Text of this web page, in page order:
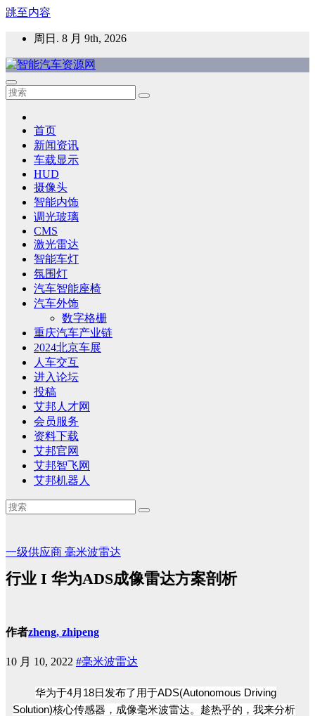
跳至内容
周日. 8 月 9th, 2026
智能汽车资源网
智能表面，智能内饰，新能源汽车，HMI，人车交互，智能车
首页
新闻资讯
车载显示
HUD
摄像头
智能内饰
调光玻璃
CMS
激光雷达
智能车灯
氛围灯
汽车智能座椅
汽车外饰
数字格栅
重庆汽车产业链
2024北京车展
人车交互
进入论坛
投稿
艾邦人才网
会员服务
资料下载
艾邦官网
艾邦智飞网
艾邦机器人
一级供应商 毫米波雷达
行业 I 华为ADS成像雷达方案剖析
作者zheng, zhipeng
10 月 10, 2022 #毫米波雷达
华为于4月18日发布了 用于ADS(Autonomous Driving
Solution)核心传感器，成像毫米波雷达。趁热乎的，我来分析